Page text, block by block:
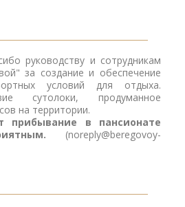
руководству и сотрудникам
за создание и обеспечение
условий для отдыха.
сутолоки, продуманное
на территории.
прибывание в пансионате
(noreply@beregovoy-